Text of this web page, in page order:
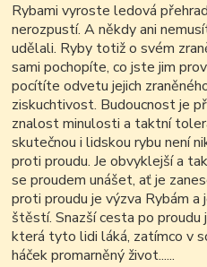
Rybami vyroste ledová
nerozpustí. A někdy ani
udělali. Ryby totiž o svém
sami pochopíte, co jste jim
pocítíte odvetu jejich
ziskuchtivost. Budoucnost je
znalost minulosti a taktní
skutečnou i lidskou rybu není
proti proudu. Je obvyklejší a
se proudem unášet, ať je
proti proudu je výzva Rybám a
štěstí. Snazší cesta po
která tyto lidi láká, zatímco v
háček promarněný život......